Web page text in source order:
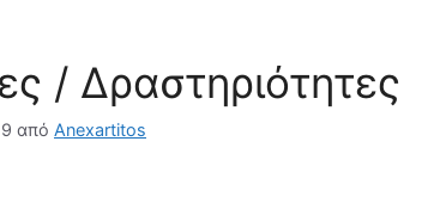
/ Δραστηριότητες
από Anexartitos